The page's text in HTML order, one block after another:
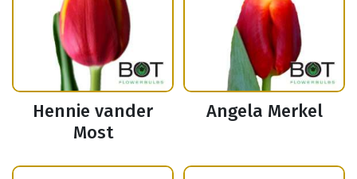
Hennie vander
Most
Angela Merkel